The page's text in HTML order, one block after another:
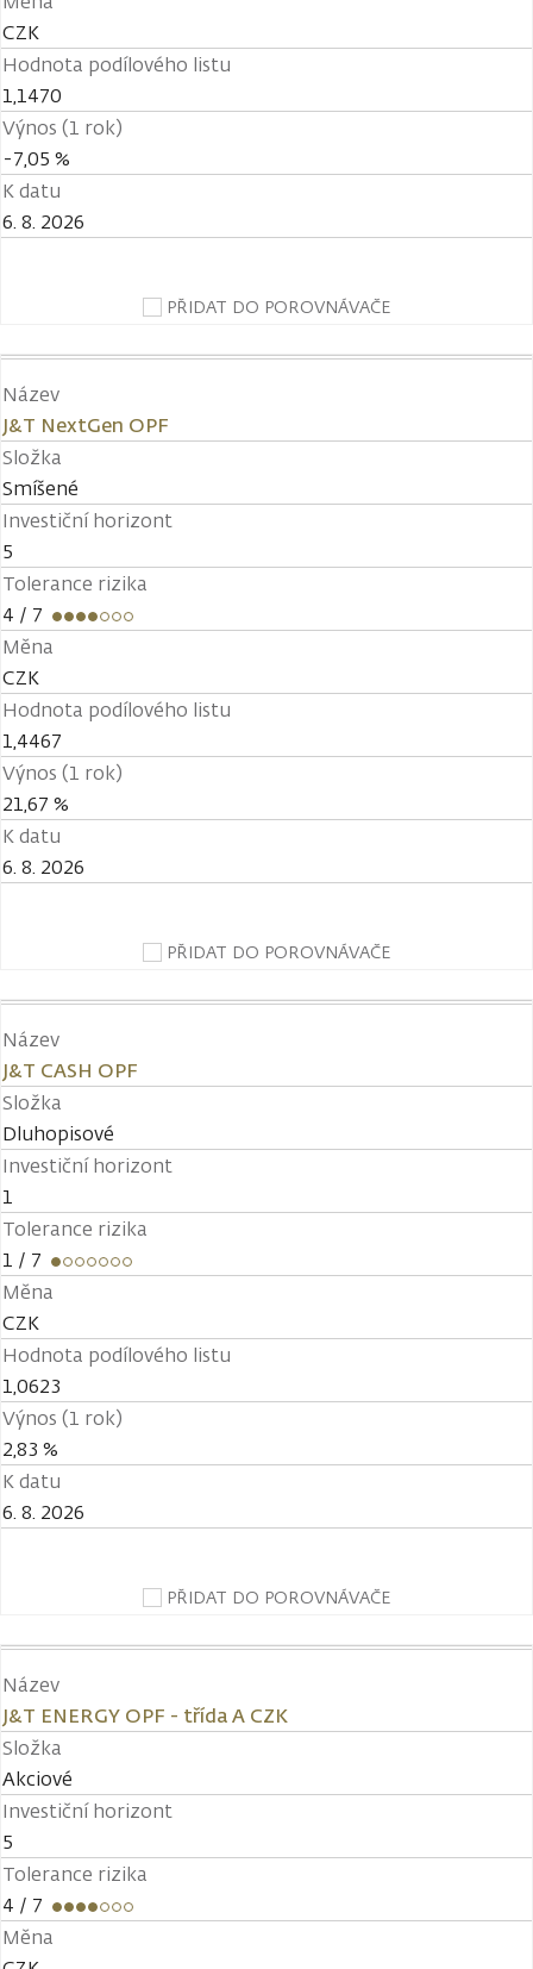
CZK
Hodnota podílového listu
1,1470
Výnos (1 rok)
-7,05 %
K datu
6. 8. 2026
PŘIDAT DO POROVNÁVAČE
Název
J&T NextGen OPF
Složka
Smíšené
Investiční horizont
5
Tolerance rizika
4 / 7
Měna
CZK
Hodnota podílového listu
1,4467
Výnos (1 rok)
21,67 %
K datu
6. 8. 2026
PŘIDAT DO POROVNÁVAČE
Název
J&T CASH OPF
Složka
Dluhopisové
Investiční horizont
1
Tolerance rizika
1 / 7
Měna
CZK
Hodnota podílového listu
1,0623
Výnos (1 rok)
2,83 %
K datu
6. 8. 2026
PŘIDAT DO POROVNÁVAČE
Název
J&T ENERGY OPF - třída A CZK
Složka
Akciové
Investiční horizont
5
Tolerance rizika
4 / 7
Měna